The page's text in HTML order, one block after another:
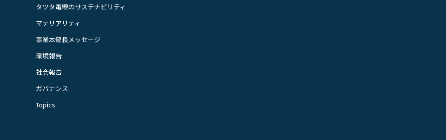
タツタ電線のサステナビリティ
マテリアリティ
事業本部長メッセージ
環境報告
社会報告
ガバナンス
Topics